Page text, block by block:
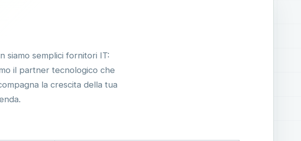
siamo semplici fornitori IT:
il partner tecnologico che
la crescita della tua